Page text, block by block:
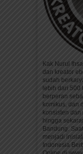
Kak Nurul
dan kreator
sudah
lebih dari 500
berperan
komikus, dan
konsisten dan
hingga
Bandung.
menjadi
Indonesia